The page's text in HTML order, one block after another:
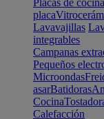
Placas de cocina
placa
Lavavajillas
integrables
Campanas
Pequeños
Microondas
asarBatidoras
Cocina
Calefacción